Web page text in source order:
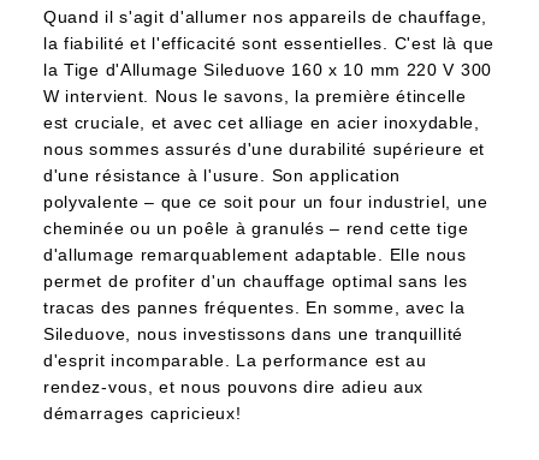
Quand il s'agit d'allumer nos appareils de chauffage,
la fiabilité et l'efficacité sont essentielles. C'est là que
la Tige d'Allumage Sileduove 160 x 10 mm 220 V 300
W intervient. Nous le savons, la première étincelle
est cruciale, et avec cet alliage en acier inoxydable,
nous sommes assurés d'une durabilité supérieure et
d'une résistance à l'usure. Son application
polyvalente – que ce soit pour un four industriel, une
cheminée ou un poêle à granulés – rend cette tige
d'allumage remarquablement adaptable. Elle nous
permet de profiter d'un chauffage optimal sans les
tracas des pannes fréquentes. En somme, avec la
Sileduove, nous investissons dans une tranquillité
d'esprit incomparable. La performance est au
rendez-vous, et nous pouvons dire adieu aux
démarrages capricieux!